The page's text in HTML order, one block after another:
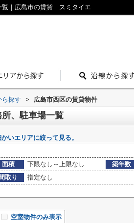
｜広島市の賃貸｜スミタイエ
ら探す > 広島市西区の賃貸物件
、駐車場一覧
いエリアに絞って見る。
面積 下限なし～上限なし 築年数
間取り
指定なし
空室物件のみ表示